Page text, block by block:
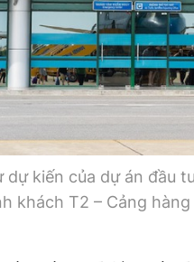
sống
thực
dự kiến của dự án đầu
khách T2 – Cảng